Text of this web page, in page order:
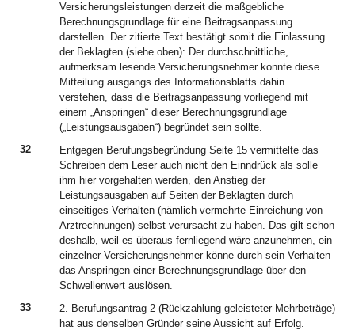
Versicherungsleistungen derzeit die maßgebliche
Berechnungsgrundlage für eine Beitragsanpassung
darstellen. Der zitierte Text bestätigt somit die Einlassung
der Beklagten (siehe oben): Der durchschnittliche,
aufmerksam lesende Versicherungsnehmer konnte diese
Mitteilung ausgangs des Informationsblatts dahin
verstehen, dass die Beitragsanpassung vorliegend mit
einem „Anspringen“ dieser Berechnungsgrundlage
(„Leistungsausgaben“) begründet sein sollte.
32
Entgegen Berufungsbegründung Seite 15 vermittelte das
Schreiben dem Leser auch nicht den Einndrück als solle
ihm hier vorgehalten werden, den Anstieg der
Leistungsausgaben auf Seiten der Beklagten durch
einseitiges Verhalten (nämlich vermehrte Einreichung von
Arztrechnungen) selbst verursacht zu haben. Das gilt schon
deshalb, weil es überaus fernliegend wäre anzunehmen, ein
einzelner Versicherungsnehmer könne durch sein Verhalten
das Anspringen einer Berechnungsgrundlage über den
Schwellenwert auslösen.
33
2. Berufungsantrag 2 (Rückzahlung geleisteter Mehrbeträge)
hat aus denselben Gründer seine Aussicht auf Erfolg.